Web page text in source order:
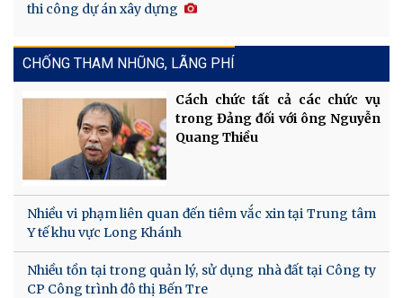
thi công dự án xây dựng
CHỐNG THAM NHŨNG, LÃNG PHÍ
Cách chức tất cả các chức vụ
trong Đảng đối với ông Nguyễn
Quang Thiều
Nhiều vi phạm liên quan đến tiêm vắc xin tại Trung tâm
Y tế khu vực Long Khánh
Nhiều tồn tại trong quản lý, sử dụng nhà đất tại Công ty
CP Công trình đô thị Bến Tre